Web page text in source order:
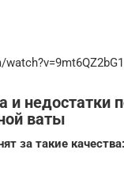
и недостатки
ваты
за такие качества: